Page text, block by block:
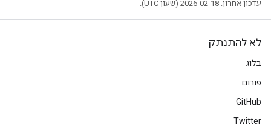
עדכון אחרון: 2026-02-18 (שעון UTC).
לא להתנתק
בלוג
פורום
GitHub
Twitter